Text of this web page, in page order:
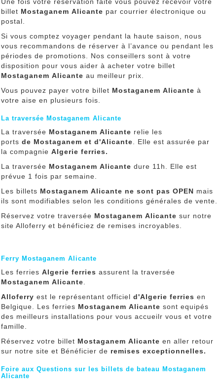
billet Mostaganem Alicante par courrier électronique ou
postal.
Si vous comptez voyager pendant la haute saison, nous
vous recommandons de réserver à l’avance ou pendant les
périodes de promotions. Nos conseillers sont à votre
disposition pour vous aider à acheter votre billet
Mostaganem Alicante au meilleur prix.
Vous pouvez payer votre billet Mostaganem Alicante à
votre aise en plusieurs fois.
La traversée Mostaganem Alicante
La traversée Mostaganem Alicante relie les
ports de Mostaganem et d'Alicante . Elle est assurée par
la compagnie Algerie ferries.
La traversée Mostaganem Alicante dure 11h. Elle est
prévue 1 fois par semaine.
Les billets Mostaganem Alicante ne sont pas OPEN mais
ils sont modifiables selon les conditions générales de vente.
Réservez votre traversée Mostaganem Alicante sur notre
site Alloferry et bénéficiez de remises incroyables.
Ferry Mostaganem Alicante
Les ferries Algerie ferries assurent la traversée
Mostaganem Alicante
Alloferry est le représentant officiel d'Algerie ferries en
Belgique. Les ferries Mostaganem Alicante sont equipés
des meilleurs installations pour vous accueilr vous et votre
famille.
Réservez votre billet Mostaganem Alicante en aller retour
sur notre site et Bénéficier de remises exceptionnelles.
Foire aux Questions sur les billets de bateau Mostaganem
Alicante